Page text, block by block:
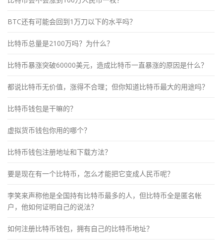
BTC还有可能会回到1万刀以下的水平吗？
比特币总量是2100万吗？为什么？
比特币暴涨突破60000美元，造成比特币一直暴涨的原因是什么？
都说比特币无价值，涨得不合理；但你知道比特币最大的用途吗？
比特币钱包是干嘛的？
虚拟货币钱包你用的哪个？
比特币钱包注册地址和下载方法？
要是现在有一个比特币，怎么才能把它变成人民币呢？
李笑来声称他是全国持有比特币最多的人，但比特币全是匿名帐
户，他如何证明自己的说法？
如何注册比特币钱包，拥有自己的比特币地址？